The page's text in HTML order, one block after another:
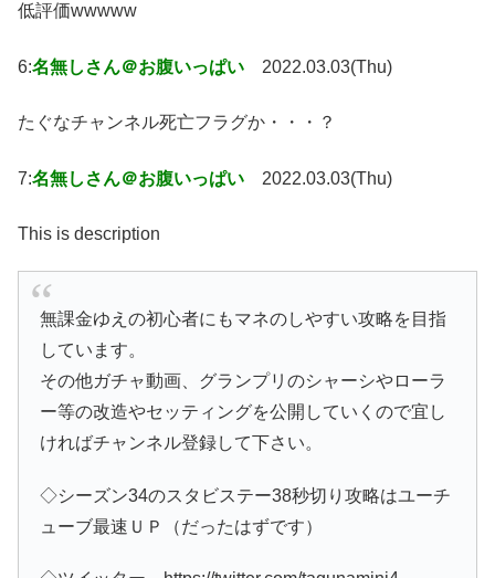
低評価wwwww
6:名無しさん＠お腹いっぱい 2022.03.03(Thu)
たぐなチャンネル死亡フラグか・・・？
7:名無しさん＠お腹いっぱい 2022.03.03(Thu)
This is description
無課金ゆえの初心者にもマネのしやすい攻略を目指
しています。
その他ガチャ動画、グランプリのシャーシやローラ
ー等の改造やセッティングを公開していくので宜し
ければチャンネル登録して下さい。
◇シーズン34のスタビステー38秒切り攻略はユーチ
ューブ最速ＵＰ（だったはずです）